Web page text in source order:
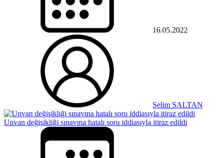
16.05.2022
Selim SALTAN
Unvan değişikliği sınavına hatalı soru iddiasıyla itiraz edildi